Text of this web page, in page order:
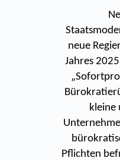
neue
Jahres
kleine
Pflichten